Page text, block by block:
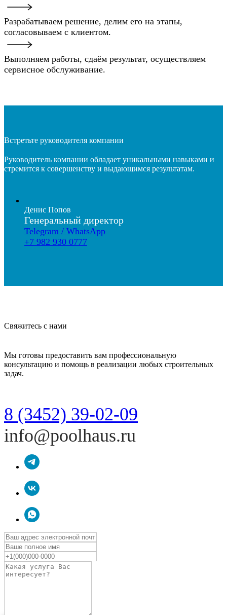
Разрабатываем решение, делим его на этапы,
согласовываем с клиентом.
Выполняем работы, сдаём результат, осуществляем
сервисное обслуживание.
Встретьте руководителя компании
Руководитель компании обладает уникальными навыками и
стремится к совершенству и выдающимся результатам.
Денис Попов
Генеральный директор
Telegram / WhatsApp
+7 982 930 0777
Свяжитесь с нами
Мы готовы предоставить вам профессиональную
консультацию и помощь в реализации любых строительных
задач.
8 (3452) 39-02-09
info@poolhaus.ru